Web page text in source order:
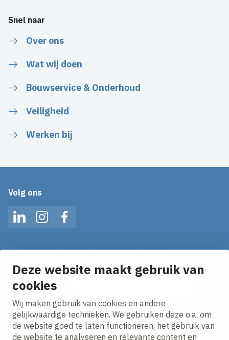
Deze website maakt gebruik van
cookies
Wij maken gebruik van cookies en andere
gelijkwaardige technieken. We gebruiken deze o.a. om
de website goed te laten functioneren, het gebruik van
de website te analyseren en relevante content en
Snel naar
Over ons
Wat wij doen
Bouwservice & Onderhoud
Veiligheid
Werken bij
Volg ons
LinkedInInstagramFacebook
Ontvang onze nieuws alerts in je mailbox!
E-mailadres
Ik ga akkoord met hetprivacy statement.